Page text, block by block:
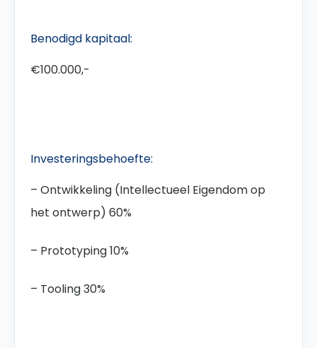
Benodigd kapitaal:
€100.000,-
Investeringsbehoefte:
– Ontwikkeling (Intellectueel Eigendom op
het ontwerp) 60%
– Prototyping 10%
– Tooling 30%